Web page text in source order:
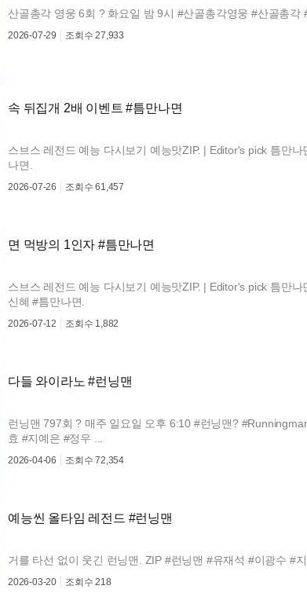
산골총각 영웅 6회 ? 화요일 밤 9시 #산골총각영웅 #산골총각
2026-07-29 조회수27,933
속 뒤집개 2배 이벤트 #틈만나면
스브스 레전드 예능 다시보기 예능맛ZIP. | Editor's pick 틈만
나면.
2026-07-26 조회수61,457
면 먹방의 1인자 #틈만나면
스브스 레전드 예능 다시보기 예능맛ZIP. | Editor's pick 틈만
신혜 #틈만나면.
2026-07-12 조회수 1,882
다들 와이라노 #런닝맨
런닝맨 797회 ? 매주 일요일 오후 6:10 #런닝맨?
효 #지예은 #정우 ...
2026-04-06 조회수72,354
예능씬 올타임 레전드 #런닝맨
거를 타선 없이 웃긴 런닝맨. ZIP #런닝맨 #유재석 #이광수 #
2026-03-20 조회수218